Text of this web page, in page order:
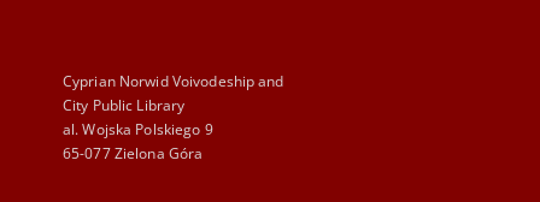
Cyprian Norwid Voivodeship and
City Public Library
al. Wojska Polskiego 9
65-077 Zielona Góra